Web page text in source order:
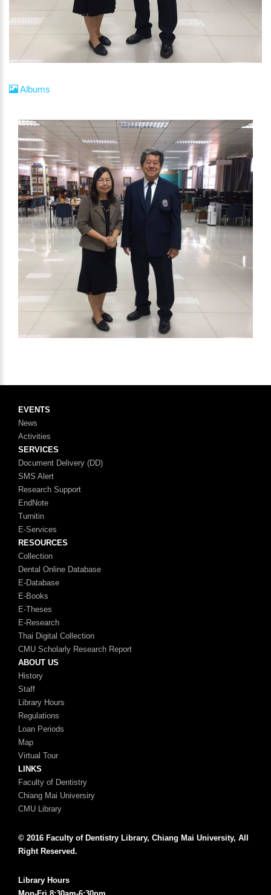
Albums
EVENTS
News
Activities
SERVICES
Document Delivery (DD)
SMS Alert
Research Support
EndNote
Turnitin
E-Services
RESOURCES
Collection
Dental Online Database
E-Database
E-Books
E-Theses
E-Research
Thai Digital Collection
CMU Scholarly Research Report
ABOUT US
History
Staff
Library Hours
Regulations
Loan Periods
Map
Virtual Tour
LINKS
Faculty of Dentistry
Chiang Mai Universiry
CMU Library
© 2016 Faculty of Dentistry Library, Chiang Mai University, All
Right Reserved.
Library Hours